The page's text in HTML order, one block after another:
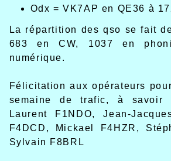
Odx = VK7AP en QE36 à
La répartition des qso se fait
683 en CW, 1037 en
numérique.
Félicitation aux opérateurs
semaine de trafic, à savoir
Laurent F1NDO, Jean-
F4DCD, Mickael F4HZR,
Sylvain F8BRL